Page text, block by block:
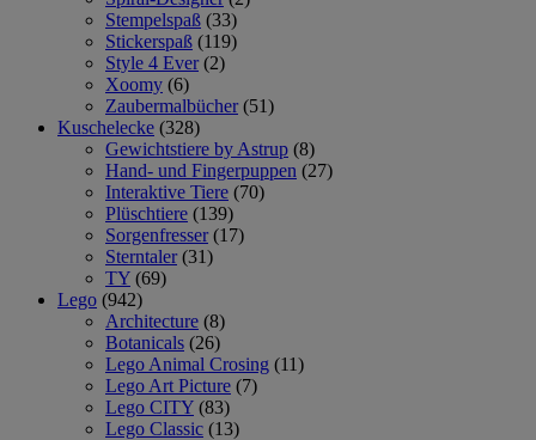
Stempelspaß (33)
Stickerspaß (119)
Style 4 Ever (2)
Xoomy (6)
Zaubermalbücher (51)
Kuschelecke (328)
Gewichtstiere by Astrup (8)
Hand- und Fingerpuppen (27)
Interaktive Tiere (70)
Plüschtiere (139)
Sorgenfresser (17)
Sterntaler (31)
TY (69)
Lego (942)
Architecture (8)
Botanicals (26)
Lego Animal Crosing (11)
Lego Art Picture (7)
Lego CITY (83)
Lego Classic (13)